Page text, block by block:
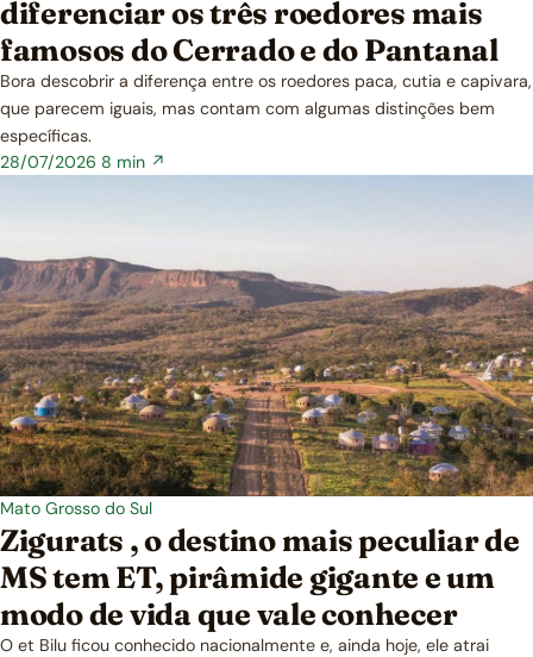
diferenciar os três roedores mais
famosos do Cerrado e do Pantanal
Bora descobrir a diferença entre os roedores paca, cutia e capivara,
que parecem iguais, mas contam com algumas distinções bem
específicas.
28/07/2026 8 min ↗
Mato Grosso do Sul
Zigurats , o destino mais peculiar de
MS tem ET, pirâmide gigante e um
modo de vida que vale conhecer
O et Bilu ficou conhecido nacionalmente e, ainda hoje, ele atrai